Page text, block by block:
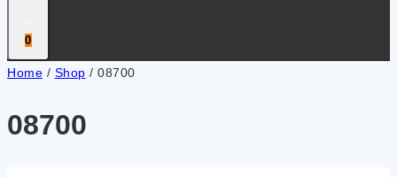
0
Home / Shop / 08700
08700